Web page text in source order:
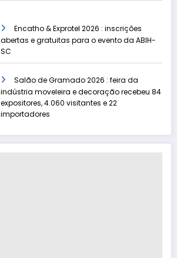
Encatho & Exprotel 2026 : inscrições
abertas e gratuitas para o evento da ABIH-
SC
Salão de Gramado 2026 : feira da
indústria moveleira e decoração recebeu 84
expositores, 4.060 visitantes e 22
importadores